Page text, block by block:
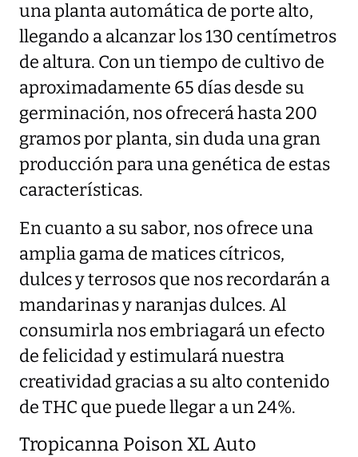
una planta automática de porte alto,
llegando a alcanzar los 130 centímetros
de altura. Con un tiempo de cultivo de
aproximadamente 65 días desde su
germinación, nos ofrecerá hasta 200
gramos por planta, sin duda una gran
producción para una genética de estas
características.
En cuanto a su sabor, nos ofrece una
amplia gama de matices cítricos,
dulces y terrosos que nos recordarán a
mandarinas y naranjas dulces. Al
consumirla nos embriagará un efecto
de felicidad y estimulará nuestra
creatividad gracias a su alto contenido
de THC que puede llegar a un 24%.
Tropicanna Poison XL Auto